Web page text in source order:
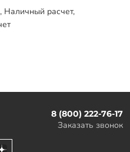
Наличный расчет,
8 (800) 222-76-17
Заказать звонок